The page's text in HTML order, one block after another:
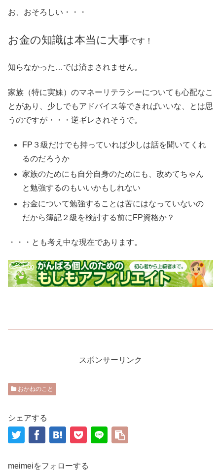
お、おそろしい・・・
お金の知識は本当に大事です！
知らなかった…では済まされません。
家族（特に実妹）のマネーリテラシーについても心配なこ
とがあり、少しでもアドバイス等できればいいな、とは思
うのですが・・・逆ギレされそうで。
FP３級だけでも持っていれば少しは話を聞いてくれ
るのだろうか
家族のためにも自分自身のためにも、改めてちゃん
と勉強するのもいいかもしれない
お金について勉強することは苦にはなっていないの
だから簿記２級を検討する前にFP資格か？
・・・とも考え中な現在であります。
スポンサーリンク
おかねのこと
シェアする
meimeiをフォローする